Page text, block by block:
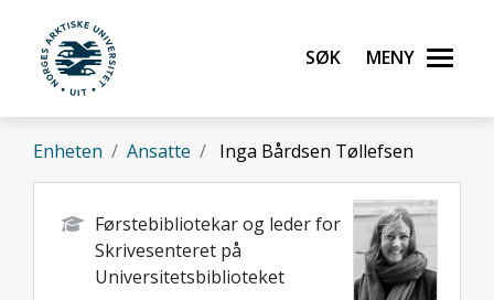
Gå til hovedinnhold
UiT Norges arktiske universitet
Søk Meny
Enheten Ansatte Inga Bårdsen Tøllefsen
Førstebibliotekar og leder for
Skrivesenteret på
Universitetsbiblioteket